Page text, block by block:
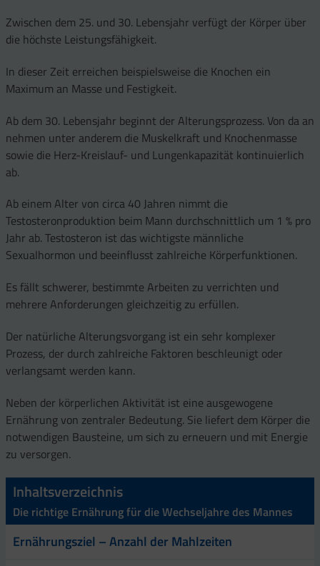
Zwischen dem 25. und 30. Lebensjahr verfügt der Körper über
die höchste Leistungsfähigkeit.
In dieser Zeit erreichen beispielsweise die Knochen ein
Maximum an Masse und Festigkeit.
Ab dem 30. Lebensjahr beginnt der Alterungsprozess. Von da an
nehmen unter anderem die Muskelkraft und Knochenmasse
sowie die Herz-Kreislauf- und Lungenkapazität kontinuierlich
ab.
Ab einem Alter von circa 40 Jahren nimmt die
Testosteronproduktion beim Mann durchschnittlich um 1 % pro
Jahr ab. Testosteron ist das wichtigste männliche
Sexualhormon und beeinflusst zahlreiche Körperfunktionen.
Es fällt schwerer, bestimmte Arbeiten zu verrichten und
mehrere Anforderungen gleichzeitig zu erfüllen.
Der natürliche Alterungsvorgang ist ein sehr komplexer
Prozess, der durch zahlreiche Faktoren beschleunigt oder
verlangsamt werden kann.
Neben der körperlichen Aktivität ist eine ausgewogene
Ernährung von zentraler Bedeutung. Sie liefert dem Körper die
notwendigen Bausteine, um sich zu erneuern und mit Energie
zu versorgen.
Inhaltsverzeichnis
Die richtige Ernährung für die Wechseljahre des Mannes
Ernährungsziel – Anzahl der Mahlzeiten